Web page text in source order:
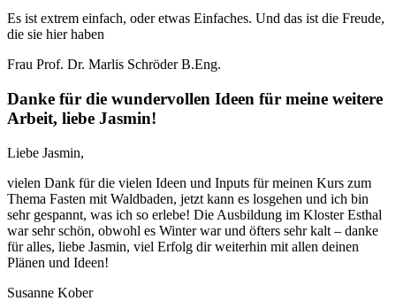
Es ist extrem einfach, oder etwas Einfaches. Und das ist die Freude,
die sie hier haben
Frau Prof. Dr. Marlis Schröder B.Eng.
Danke für die wundervollen Ideen für meine weitere
Arbeit, liebe Jasmin!
Liebe Jasmin,
vielen Dank für die vielen Ideen und Inputs für meinen Kurs zum
Thema Fasten mit Waldbaden, jetzt kann es losgehen und ich bin
sehr gespannt, was ich so erlebe! Die Ausbildung im Kloster Esthal
war sehr schön, obwohl es Winter war und öfters sehr kalt – danke
für alles, liebe Jasmin, viel Erfolg dir weiterhin mit allen deinen
Plänen und Ideen!
Susanne Kober